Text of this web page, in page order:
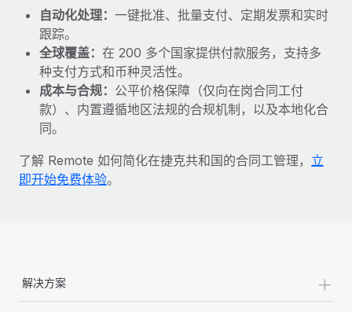
自动化处理： 一键批准、批量支付、定期发票和实时
跟踪。
全球覆盖： 在 200 多个国家提供付款服务，支持多
种支付方式和币种灵活性。
成本与合规： 公平价格保障（仅向在岗合同工付
款）、内置遵循地区法规的合规机制，以及本地化合
同。
了解 Remote 如何简化在捷克共和国的合同工管理， 立
即开始免费体验。
解决方案 +